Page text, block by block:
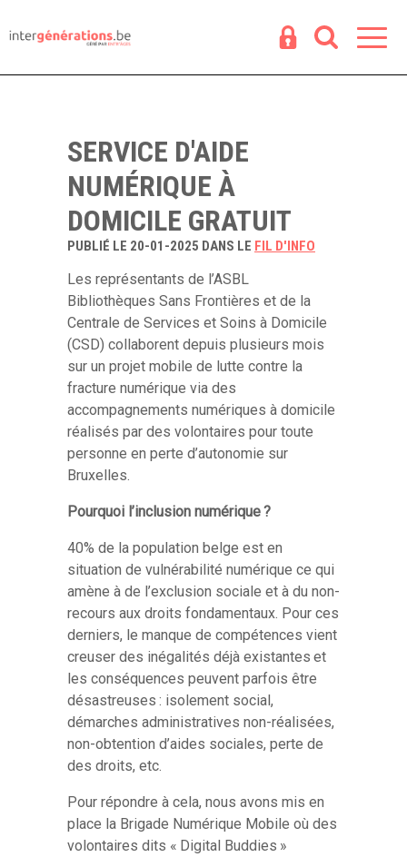
SERVICE D'AIDE
NUMÉRIQUE À
DOMICILE GRATUIT
PUBLIÉ LE 20-01-2025 DANS LE FIL D'INFO
Les représentants de l’ASBL
Bibliothèques Sans Frontières et de la
Centrale de Services et Soins à Domicile
(CSD) collaborent depuis plusieurs mois
sur un projet mobile de lutte contre la
fracture numérique via des
accompagnements numériques à domicile
réalisés par des volontaires pour toute
personne en perte d’autonomie sur
Bruxelles.
Pourquoi l’inclusion numérique?
40% de la population belge est en
situation de vulnérabilité numérique ce qui
amène à de l’exclusion sociale et à du non-
recours aux droits fondamentaux. Pour ces
derniers, le manque de compétences vient
creuser des inégalités déjà existantes et
les conséquences peuvent parfois être
désastreuses : isolement social,
démarches administratives non-réalisées,
non-obtention d’aides sociales, perte de
des droits, etc.
Pour répondre à cela, nous avons mis en
place la Brigade Numérique Mobile où des
volontaires dits « Digital Buddies »